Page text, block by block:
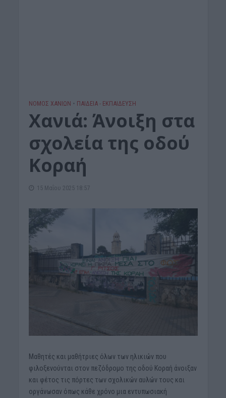
ΝΟΜΌΣ ΧΑΝΊΩΝ • ΠΑΙΔΕΙΑ - ΕΚΠΑΙΔΕΥΣΗ
Χανιά: Άνοιξη στα
σχολεία της οδού
Κοραή
15 Μαΐου 2025 18:57
Μαθητές και μαθήτριες όλων των ηλικιών που
φιλοξενούνται στον πεζόδρομο της οδού Κοραή άνοιξαν
και φέτος τις πόρτες των σχολικών αυλών τους και
οργάνωσαν όπως κάθε χρόνο μια εντυπωσιακή